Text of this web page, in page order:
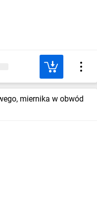
miernika w obwód